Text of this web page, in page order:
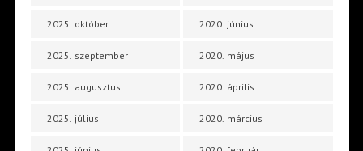
2025. október
2025. szeptember
2025. augusztus
2025. július
2020. június
2020. május
2020. április
2020. március